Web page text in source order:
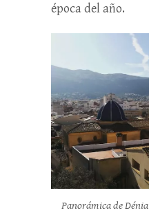
época del año.
Panorámica de Dénia